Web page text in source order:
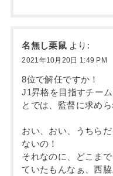
名無し栗鼠 より:
2021年10月20日 1:49 PM
8位で解任ですか！
J1昇格を目指すチー
とでは、監督に求め
おい、おい、うちら
ないの！
それなのに、どこま
ていたもんなぁ、西脇